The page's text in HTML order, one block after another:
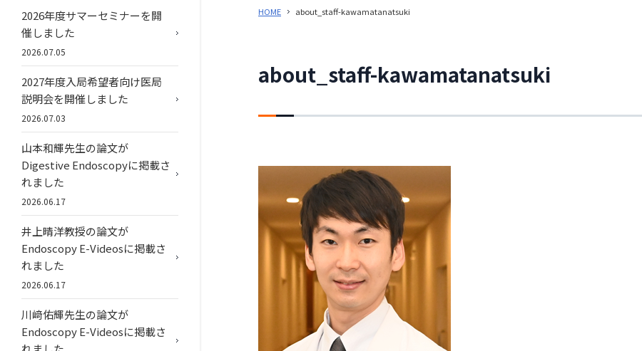
HOME about_staff-kawamatanatsuki
about_staff-kawamatanatsuki
2026年度サマーセミナーを開
催しました
2026.07.05
2027年度入局希望者向け医局
説明会を開催しました
2026.07.03
山本和輝先生の論文が
Digestive Endoscopyに掲載さ
れました
2026.06.17
井上晴洋教授の論文が
Endoscopy E-Videosに掲載さ
れました
2026.06.17
川﨑佑輝先生の論文が
Endoscopy E-Videosに掲載さ